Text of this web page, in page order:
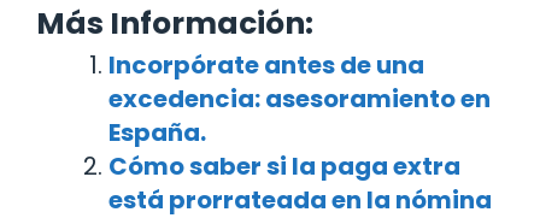
Más Información:
Incorpórate antes de una
excedencia: asesoramiento en
España.
Cómo saber si la paga extra
está prorrateada en la nómina